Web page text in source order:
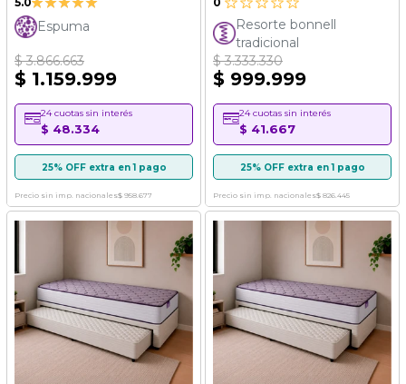
100%
Espuma
$ 3.866.663
$ 1.159.999
24 cuotas sin interés
$ 48.334
25% OFF extra en 1 pago
Precio sin imp. nacionales$ 958.677
Resorte bonnell
tradicional
$ 3.333.330
$ 999.999
24 cuotas sin interés
$ 41.667
25% OFF extra en 1 pago
Precio sin imp. nacionales$ 826.445